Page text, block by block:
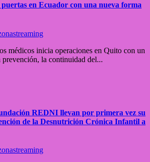
en Ecuador con una nueva forma
médicos inicia operaciones en Quito con un
prevención, la continuidad del...
REDNI llevan por primera vez su
de la Desnutrición Crónica Infantil a